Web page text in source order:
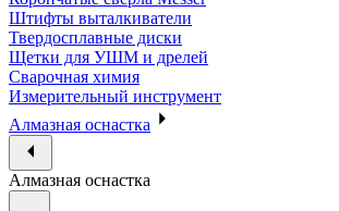
Штифты выталкиватели
Твердосплавные диски
Щетки для УШМ и дрелей
Сварочная химия
Измерительный инструмент
Алмазная оснастка
Алмазная оснастка